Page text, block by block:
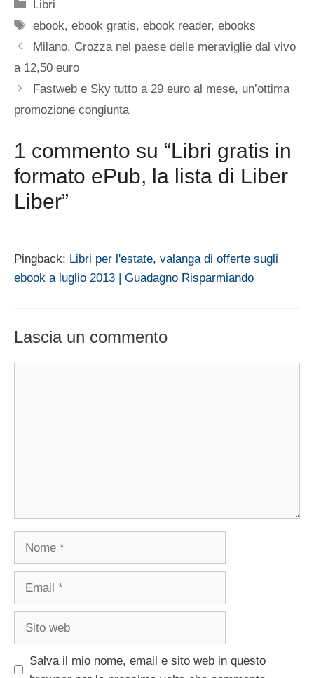
Libri
Tag
ebook,ebook gratis,ebook reader,ebooks
Milano, Crozza nel paese delle meraviglie dal vivo
a 12,50 euro
Fastweb e Sky tutto a 29 euro al mese, un’ottima
promozione congiunta
1 commento su “Libri gratis in
formato ePub, la lista di Liber
Liber”
Pingback: Libri per l'estate, valanga di offerte sugli
ebook a luglio 2013 | Guadagno Risparmiando
Lascia un commento
Salva il mio nome, email e sito web in questo